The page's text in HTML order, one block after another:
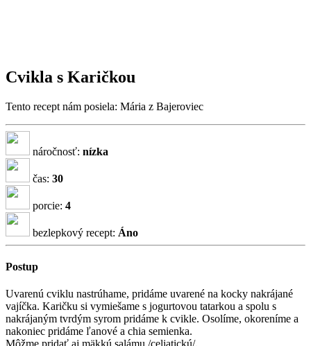
Cvikla s Karičkou
Tento recept nám posiela: Mária z Bajeroviec
náročnosť: nízka
čas: 30
porcie: 4
bezlepkový recept: Áno
Postup
Uvarenú cviklu nastrúhame, pridáme uvarené na kocky nakrájané
vajíčka. Karičku si vymiešame s jogurtovou tatarkou a spolu s
nakrájaným tvrdým syrom pridáme k cvikle. Osolíme, okoreníme a
nakoniec pridáme ľanové a chia semienka.